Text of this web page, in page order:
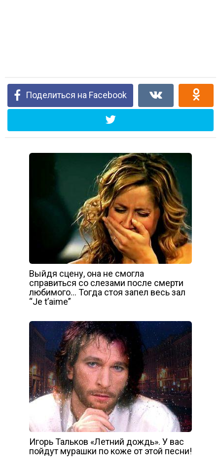
Поделиться на Facebook
Выйдя сцену, она не смогла
справиться со слезами после смерти
любимого… Тогда стоя запел весь зал
“Je t’aime”
Игорь Тальков «Летний дождь». У вас
пойдут мурашки по коже от этой песни!